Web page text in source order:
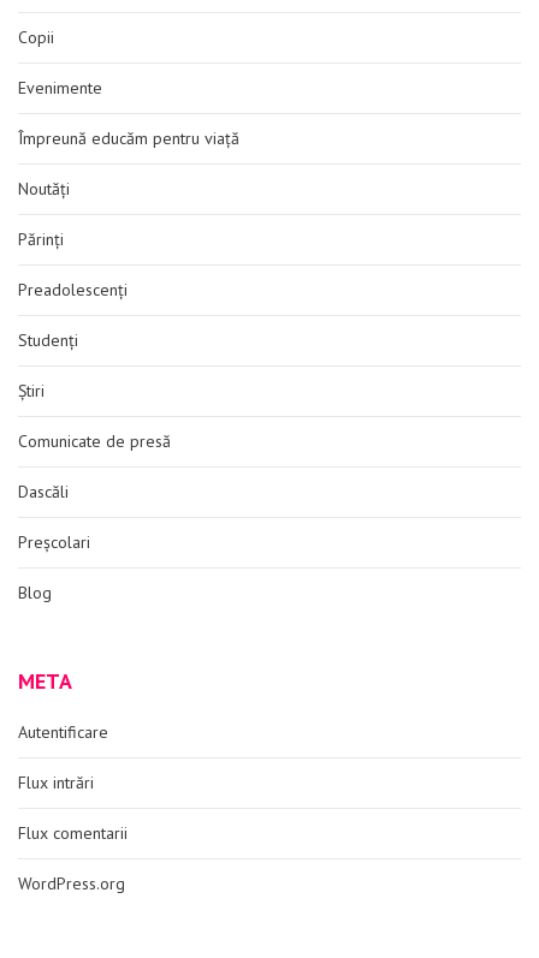
Copii
Evenimente
Împreună educăm pentru viață
Noutăți
Părinți
Preadolescenți
Studenți
Știri
Comunicate de presă
Dascăli
Preșcolari
Blog
META
Autentificare
Flux intrări
Flux comentarii
WordPress.org